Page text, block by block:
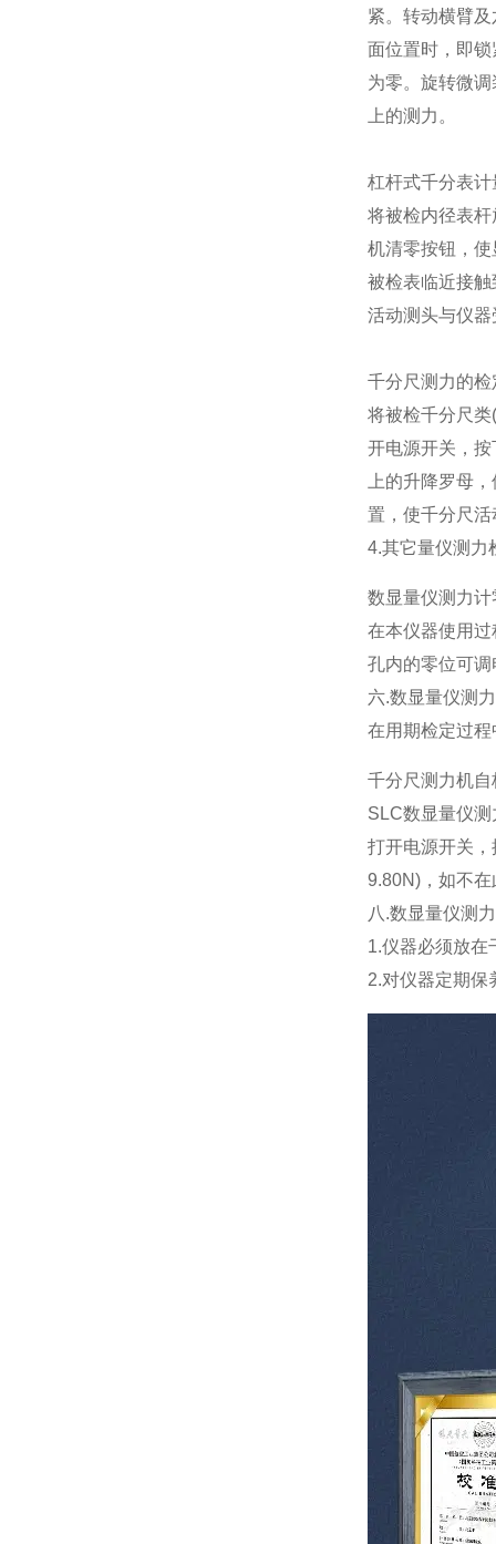
紧。转动横臂
面位置时，即
为零。旋转微
上的测力。
杠杆式千分表计
将被检内径表
机清零按钮，
被检表临近接
活动测头与仪
千分尺测力的检
将被检千分尺
开电源开关，
上的升降罗母
置，使千分尺
4.其它量仪测力
数显量仪测力
在本仪器使用
孔内的零位可
六.数显量仪测
在用期检定过
千分尺测力机自
SLC数显量仪
打开电源开关
9.80N)，如不
八.数显量仪测
1.仪器必须放在
2.对仪器定期保